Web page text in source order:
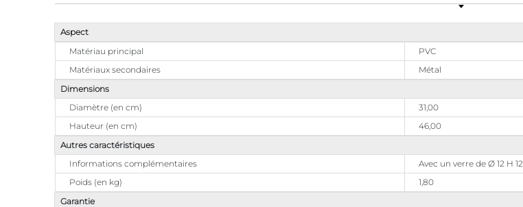
Aspect
Matériau principal
PVC
Matériaux secondaires
Métal
Dimensions
Diamètre (en cm)
31,00
Hauteur (en cm)
46,00
Autres caractéristiques
Informations complémentaires
Avec un verre de Ø 12 H 12
Poids (en kg)
1,80
Garantie